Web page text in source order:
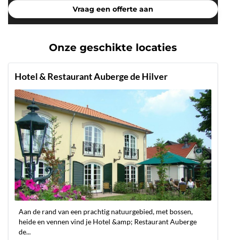
Vraag een offerte aan
Onze geschikte locaties
Hotel & Restaurant Auberge de Hilver
Aan de rand van een prachtig natuurgebied, met bossen,
heide en vennen vind je Hotel &amp; Restaurant Auberge
de...